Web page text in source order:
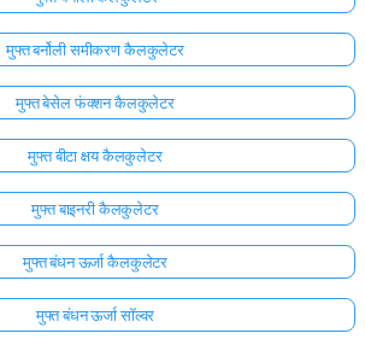
मुफ्त बर्नोली समीकरण कैलकुलेटर
मुफ्त बेसेल फंक्शन कैलकुलेटर
मुफ्त बीटा क्षय कैलकुलेटर
मुफ्त बाइनरी कैलकुलेटर
मुफ्त बंधन ऊर्जा कैलकुलेटर
मुफ्त बंधन ऊर्जा सॉल्वर